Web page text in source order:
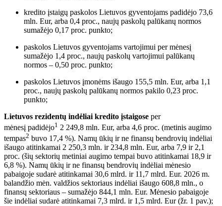
kredito įstaigų paskolos Lietuvos gyventojams padidėjo 73,6
mln. Eur, arba 0,4 proc., naujų paskolų palūkanų normos
sumažėjo 0,17 proc. punkto;
paskolos Lietuvos gyventojams vartojimui per mėnesį
sumažėjo 1,4 proc., naujų paskolų vartojimui palūkanų
normos – 0,50 proc. punkto;
paskolos Lietuvos įmonėms išaugo 155,5 mln. Eur, arba 1,1
proc., naujų paskolų palūkanų normos pakilo 0,23 proc.
punkto;
Lietuvos rezidentų indėliai kredito įstaigose per
mėnesį padidėjo1 2 249,8 mln. Eur, arba 4,6 proc. (metinis augimo
tempas2 buvo 17,4 %). Namų ūkių ir ne finansų bendrovių indėliai
išaugo atitinkamai 2 250,3 mln. ir 234,8 mln. Eur, arba 7,9 ir 2,1
proc. (šių sektorių metiniai augimo tempai buvo atitinkamai 18,9 ir
6,8 %). Namų ūkių ir ne finansų bendrovių indėliai mėnesio
pabaigoje sudarė atitinkamai 30,6 mlrd. ir 11,7 mlrd. Eur. 2026 m.
balandžio mėn. valdžios sektoriaus indėliai išaugo 608,8 mln., o
finansų sektoriaus – sumažėjo 844,1 mln. Eur. Mėnesio pabaigoje
šie indėliai sudarė atitinkamai 7,3 mlrd. ir 1,5 mlrd. Eur (žr. 1 pav.);